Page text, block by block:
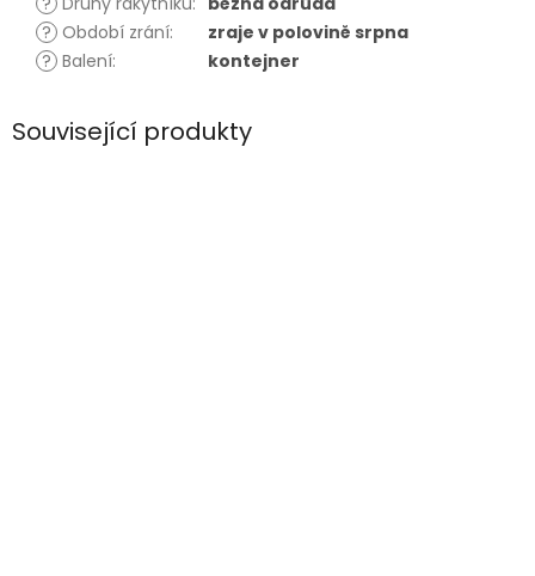
? Období zrání:
zraje v polovině srpna
? Balení: kontejner
Související produkty